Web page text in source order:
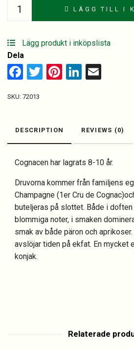
Montifaud
Grand
Champagne
quantity
LÄGG TILL I
Lägg produkt i inköpslista
Dela
Facebook
TwitterPinterest
LinkedIn
SKU: 72013
DESCRIPTION REVIEWS (0)
Cognacen har lagrats 8-10 år.
Druvorna kommer från familjens
Champagne (1er Cru de
buteljeras på slottet. Både i
blommiga noter, i smaken
smak av både päron och
avslöjar tiden på ekfat. En mycket
konjak.
Relaterade